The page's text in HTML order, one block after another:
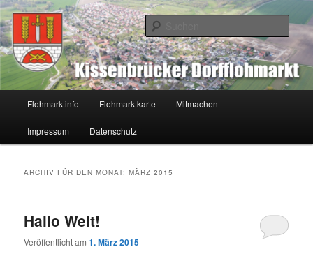
Zum
Inhalt
wechseln
Zum
sekundären
Inhalt
wechselnFlohmarkt-Kissenbrück
Flohmarkt Kissenbrück
Flohmarktinfo Flohmarktkarte Mitmachen
Impressum Datenschutz
ARCHIV FÜR DEN MONAT:MÄRZ 2015
Hallo Welt!
Veröffentlicht am1. März 2015